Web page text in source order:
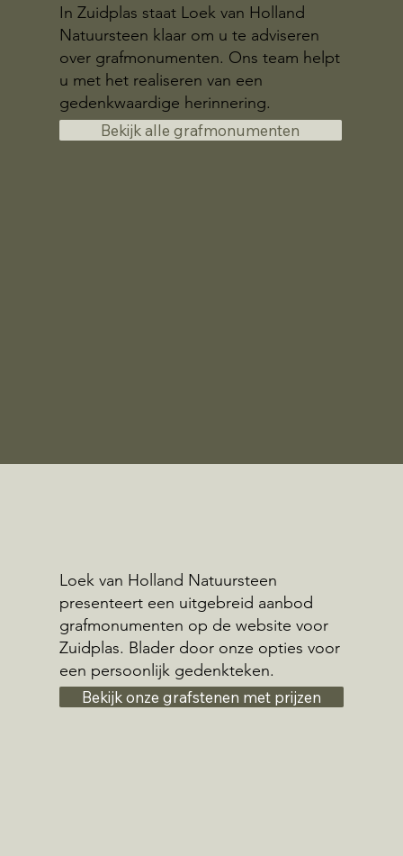
In Zuidplas staat Loek van Holland
Natuursteen klaar om u te adviseren
over grafmonumenten. Ons team helpt
u met het realiseren van een
gedenkwaardige herinnering.
Bekijk alle grafmonumenten
Loek van Holland Natuursteen
presenteert een uitgebreid aanbod
grafmonumenten op de website voor
Zuidplas. Blader door onze opties voor
een persoonlijk gedenkteken.
Bekijk onze grafstenen met prijzen